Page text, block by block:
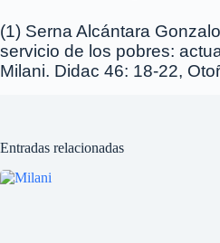
(1) Serna Alcántara
servicio de los pobres:
Milani. Didac 46: 18-22,
Entradas relacionadas